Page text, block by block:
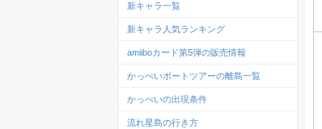
新キャラ一覧
新キャラ人気ランキング
amiiboカード第5弾の販売情報
かっぺいボートツアーの離島一覧
かっぺいの出現条件
流れ星島の行き方